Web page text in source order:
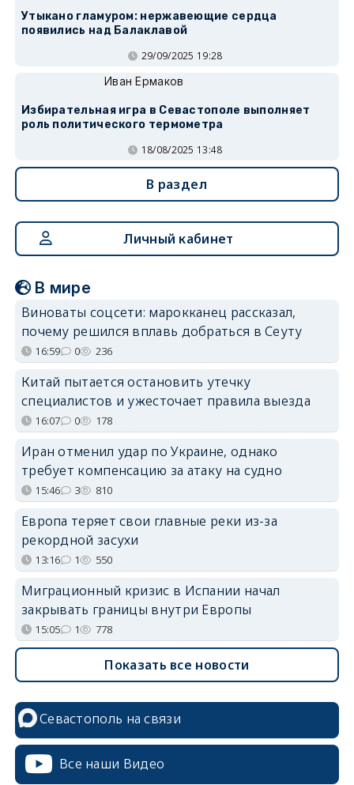
Утыкано гламуром: нержавеющие сердца
появились над Балаклавой
29/09/2025 19:28
Иван Ермаков
Избирательная игра в Севастополе выполняет
роль политического термометра
18/08/2025 13:48
В раздел
Личный кабинет
В мире
Виноваты соцсети: марокканец рассказал,
почему решился вплавь добраться в Сеуту
16:59 0 236
Китай пытается остановить утечку
специалистов и ужесточает правила выезда
16:07 0 178
Иран отменил удар по Украине, однако
требует компенсацию за атаку на судно
15:46 3 810
Европа теряет свои главные реки из-за
рекордной засухи
13:16 1 550
Миграционный кризис в Испании начал
закрывать границы внутри Европы
15:05 1 778
Показать все новости
Севастополь на связи
Все наши Видео